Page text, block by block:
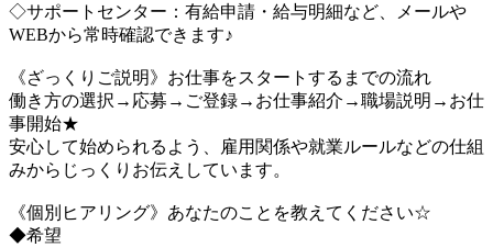
◇サポートセンター：有給申請・給与明細など、メールや
WEBから常時確認できます♪
《ざっくりご説明》お仕事をスタートするまでの流れ
働き方の選択→応募→ご登録→お仕事紹介→職場説明→お仕
事開始★
安心して始められるよう、雇用関係や就業ルールなどの仕組
みからじっくりお伝えしています。
《個別ヒアリング》あなたのことを教えてください☆
◆希望